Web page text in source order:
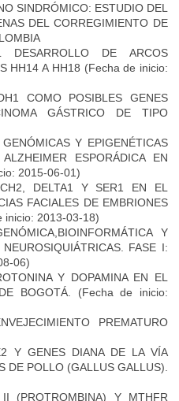
SINDRÓMICO: ESTUDIO DEL
DEL CORREGIMIENTO DE
DE ARCOS
HH14 A HH18 (Fecha de inicio:
COMO POSIBLES GENES
GÁSTRICO DE TIPO
Y EPIGENÉTICAS
ESPORÁDICA EN
2015-06-01)
DELTA1 Y SER1 EN EL
FACIALES DE EMBRIONES
inicio: 2013-03-18)
Y
FASE I:
06)
Y DOPAMINA EN EL
BOGOTÁ.
(Fecha de inicio:
PREMATURO
Y GENES DIANA DE LA VÍA
DE POLLO (GALLUS GALLUS).
(PROTROMBINA) Y MTHFR